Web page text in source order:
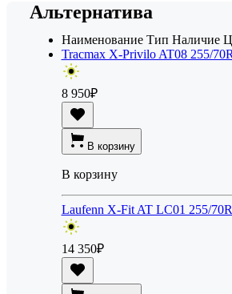
Альтернатива
Наименование Тип Наличие
Tracmax X-Privilo AT08 255/
8 950₽
В корзину
В корзину
Laufenn X-Fit AT LC01 255/
14 350₽